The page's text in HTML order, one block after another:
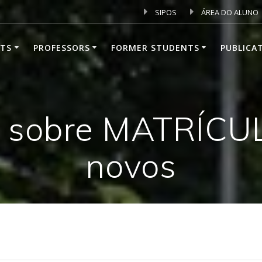
SIPOS ÁREA DO ALUNO
PROFESSORS FORMER STUDENTS
novos